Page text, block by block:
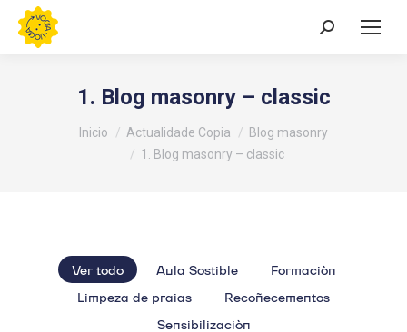
Buscar:
1. Blog masonry – classic
Estás aquí:Inicio Actualidade Copia
Blog masonry
1. Blog masonry – classic
Ver todo Aula Sostible
Formación
Limpeza de praias
Recoñecementos
Sensibilización